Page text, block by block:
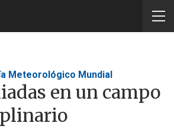
Meteorológico Mundial
en un campo